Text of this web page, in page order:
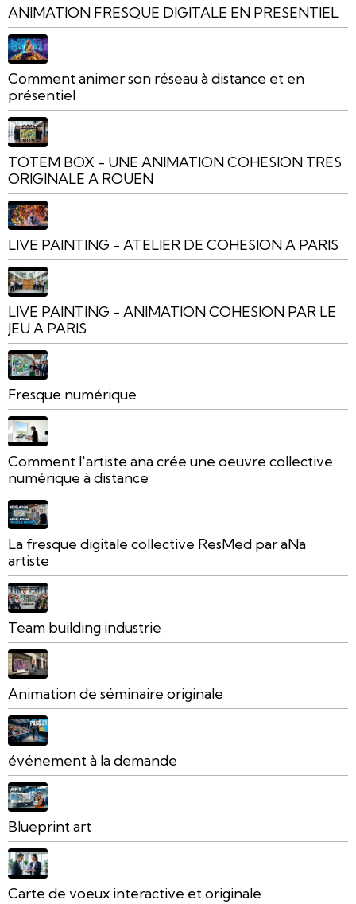
ANIMATION FRESQUE DIGITALE EN PRESENTIEL
Comment animer son réseau à distance et en
présentiel
TOTEM BOX - UNE ANIMATION COHESION TRES
ORIGINALE A ROUEN
LIVE PAINTING - ATELIER DE COHESION A PARIS
LIVE PAINTING - ANIMATION COHESION PAR LE
JEU A PARIS
Fresque numérique
Comment l'artiste ana crée une oeuvre collective
numérique à distance
La fresque digitale collective ResMed par aNa
artiste
Team building industrie
Animation de séminaire originale
événement à la demande
Blueprint art
Carte de voeux interactive et originale